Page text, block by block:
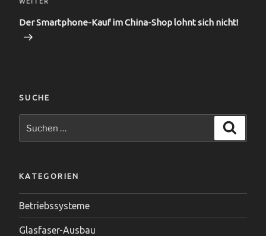
Der Smartphone-Kauf im China-Shop lohnt sich nicht!
SUCHE
nach:
KATEGORIEN
Betriebssysteme
Glasfaser-Ausbau